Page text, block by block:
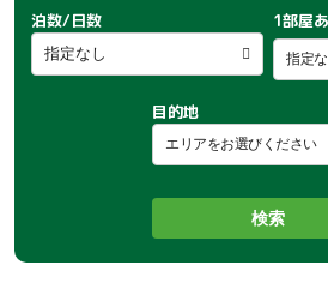
泊数/日数 1部屋
目的地
検索